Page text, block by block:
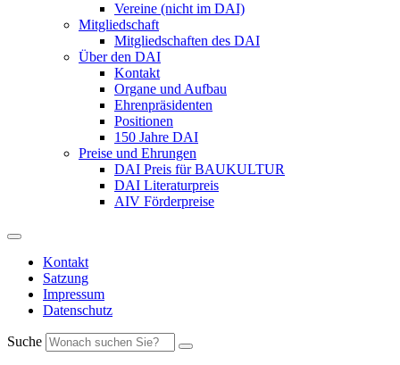
Vereine (nicht im DAI)
Mitgliedschaft
Mitgliedschaften des DAI
Über den DAI
Kontakt
Organe und Aufbau
Ehrenpräsidenten
Positionen
150 Jahre DAI
Preise und Ehrungen
DAI Preis für BAUKULTUR
DAI Literaturpreis
AIV Förderpreise
Kontakt
Satzung
Impressum
Datenschutz
Suche